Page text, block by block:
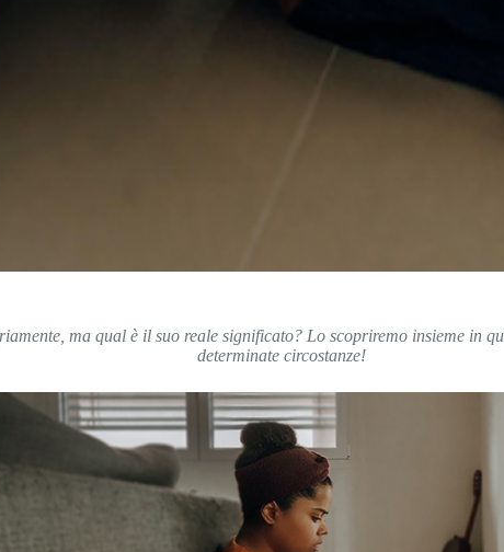
ma qual è il suo reale significato? Lo scopriremo insieme in
determinate circostanze!